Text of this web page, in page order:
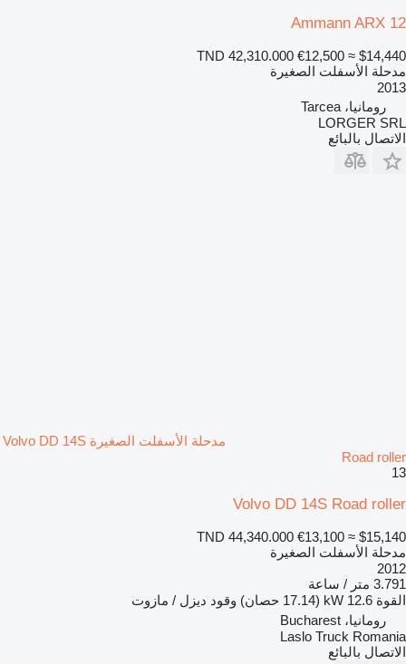
Ammann ARX 12
TND 42,310.000 €12,500 ≈ $14,440
مدحلة الأسفلت الصغيرة
2013
رومانيا، Tarcea
LORGER SRL
الاتصال بالبائع
مدحلة الأسفلت الصغيرة Volvo DD 14S
Road roller
13
Volvo DD 14S Road roller
TND 44,340.000 €13,100 ≈ $15,140
مدحلة الأسفلت الصغيرة
2012
3.791 متر / ساعة
القوة 12.6 kW (17.14 حصان) وقود ديزل / مازوت
رومانيا، Bucharest
Laslo Truck Romania
الاتصال بالبائع